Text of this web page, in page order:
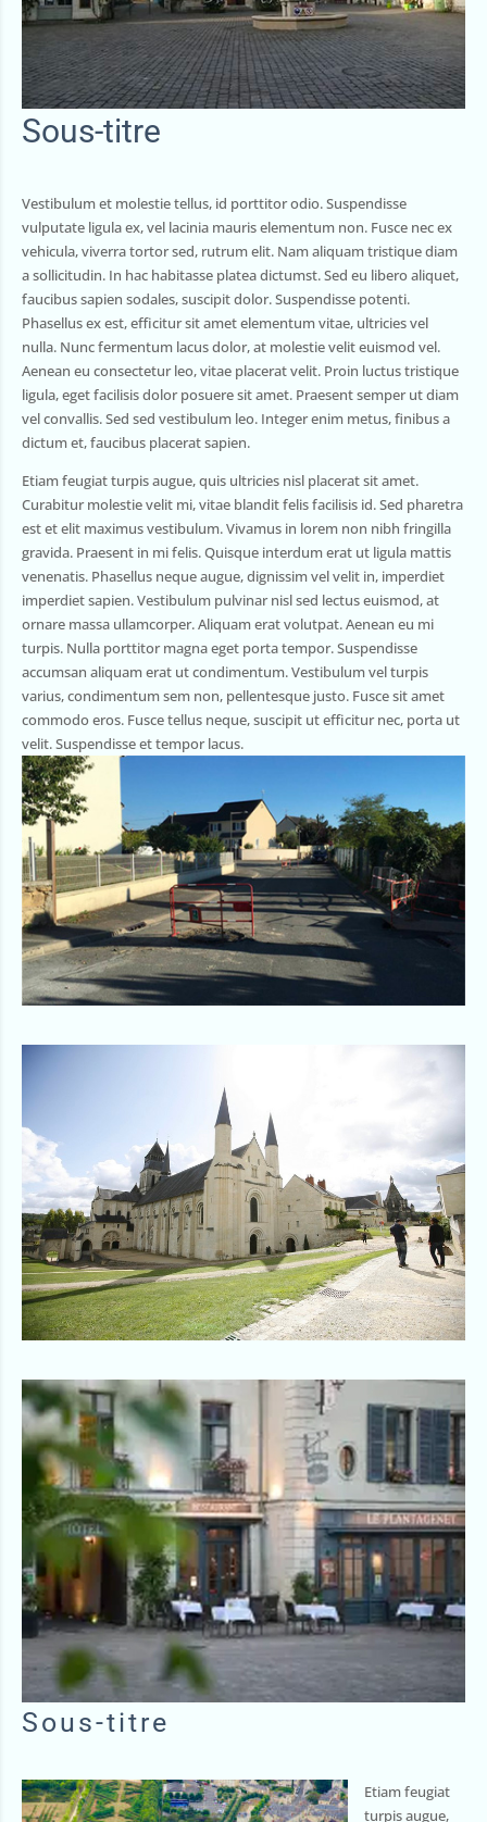
Sous-titre
Vestibulum et molestie tellus, id porttitor odio. Suspendisse
vulputate ligula ex, vel lacinia mauris elementum non. Fusce nec ex
vehicula, viverra tortor sed, rutrum elit. Nam aliquam tristique diam
a sollicitudin. In hac habitasse platea dictumst. Sed eu libero aliquet,
faucibus sapien sodales, suscipit dolor. Suspendisse potenti.
Phasellus ex est, efficitur sit amet elementum vitae, ultricies vel
nulla. Nunc fermentum lacus dolor, at molestie velit euismod vel.
Aenean eu consectetur leo, vitae placerat velit. Proin luctus tristique
ligula, eget facilisis dolor posuere sit amet. Praesent semper ut diam
vel convallis. Sed sed vestibulum leo. Integer enim metus, finibus a
dictum et, faucibus placerat sapien.
Etiam feugiat turpis augue, quis ultricies nisl placerat sit amet.
Curabitur molestie velit mi, vitae blandit felis facilisis id. Sed pharetra
est et elit maximus vestibulum. Vivamus in lorem non nibh fringilla
gravida. Praesent in mi felis. Quisque interdum erat ut ligula mattis
venenatis. Phasellus neque augue, dignissim vel velit in, imperdiet
imperdiet sapien. Vestibulum pulvinar nisl sed lectus euismod, at
ornare massa ullamcorper. Aliquam erat volutpat. Aenean eu mi
turpis. Nulla porttitor magna eget porta tempor. Suspendisse
accumsan aliquam erat ut condimentum. Vestibulum vel turpis
varius, condimentum sem non, pellentesque justo. Fusce sit amet
commodo eros. Fusce tellus neque, suscipit ut efficitur nec, porta ut
velit. Suspendisse et tempor lacus.
Sous-titre
Etiam feugiat
turpis augue,